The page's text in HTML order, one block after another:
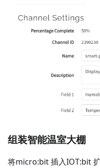
组装智能温室大棚
将micro:bit 插入IOT:bit